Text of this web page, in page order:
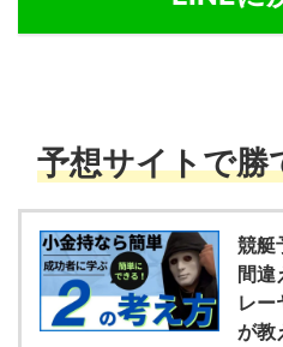
予想サイトで勝
競艇
間違
レー
が教